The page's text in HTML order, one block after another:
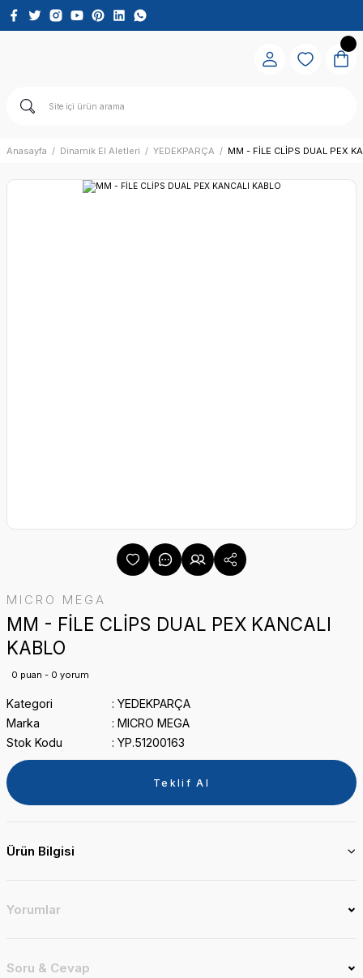
Anasayfa Dinamik El Aletleri YEDEKPARÇA MM - FİLE CLİPS DUAL PEX
MICRO MEGA
MM - FİLE CLİPS DUAL PEX KANCALI
KABLO
0 puan - 0 yorum
Kategori
YEDEKPARÇA
Marka
MICRO MEGA
Stok Kodu
YP.51200163
Teklif Al
Ürün Bilgisi
Yorumlar
Soru & Cevap